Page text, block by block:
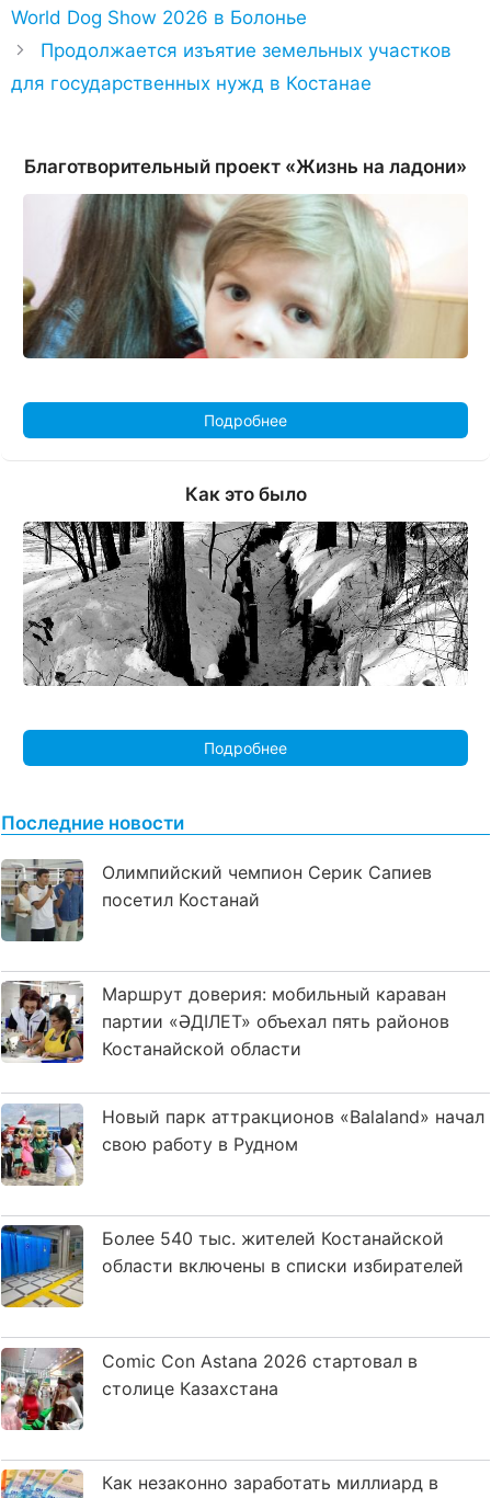
World Dog Show 2026 в Болонье
Продолжается изъятие земельных участков
для государственных нужд в Костанае
Благотворительный проект «Жизнь на ладони»
Подробнее
Как это было
Подробнее
Последние новости
Олимпийский чемпион Серик Сапиев
посетил Костанай
Маршрут доверия: мобильный караван
партии «ӘДІЛЕТ» объехал пять районов
Костанайской области
Новый парк аттракционов «Balaland» начал
свою работу в Рудном
Более 540 тыс. жителей Костанайской
области включены в списки избирателей
Comic Con Astana 2026 стартовал в
столице Казахстана
Как незаконно заработать миллиард в